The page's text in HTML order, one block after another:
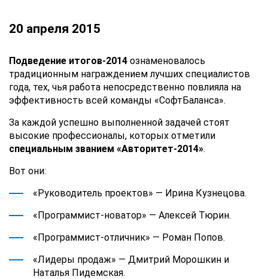
20 апреля 2015
Подведение итогов-2014 ознаменовалось
традиционным награждением лучших специалистов
года, тех, чья работа непосредственно повлияла на
эффективность всей команды «СофтБаланса».
За каждой успешно выполненной задачей стоят
высокие профессионалы, которых отметили
специальным званием «Авторитет-2014».
Вот они:
«Руководитель проектов» — Ирина Кузнецова.
«Программист-новатор» — Алексей Тюрин.
«Программист-отличник» — Роман Попов.
«Лидеры продаж» — Дмитрий Морошкин и
Наталья Пидемская.